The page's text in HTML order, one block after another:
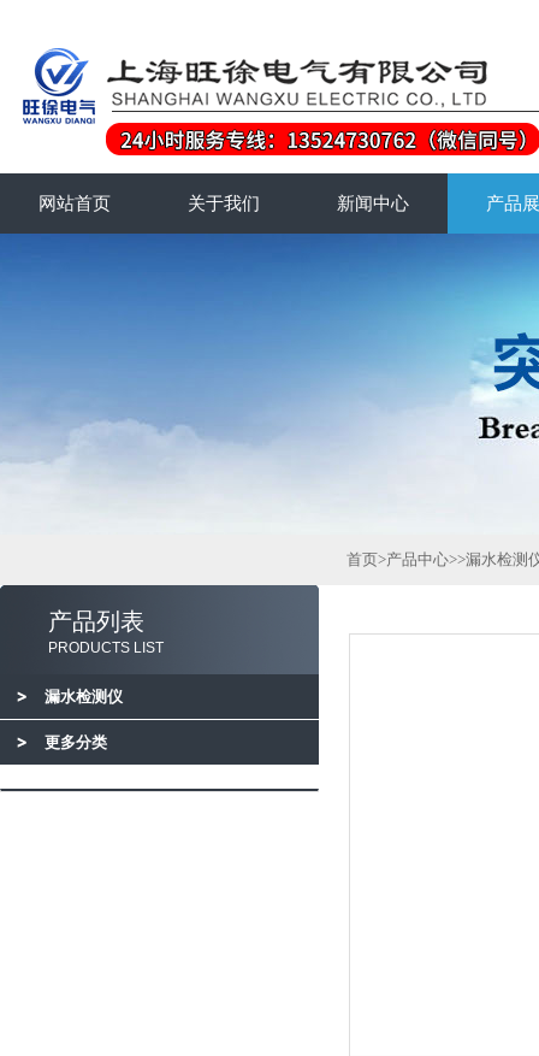
网站首页 关于我们 新闻中心 产品
产品列表
PRODUCTS LIST
漏水检测仪
更多分类
首页>产品中心>>漏水检测